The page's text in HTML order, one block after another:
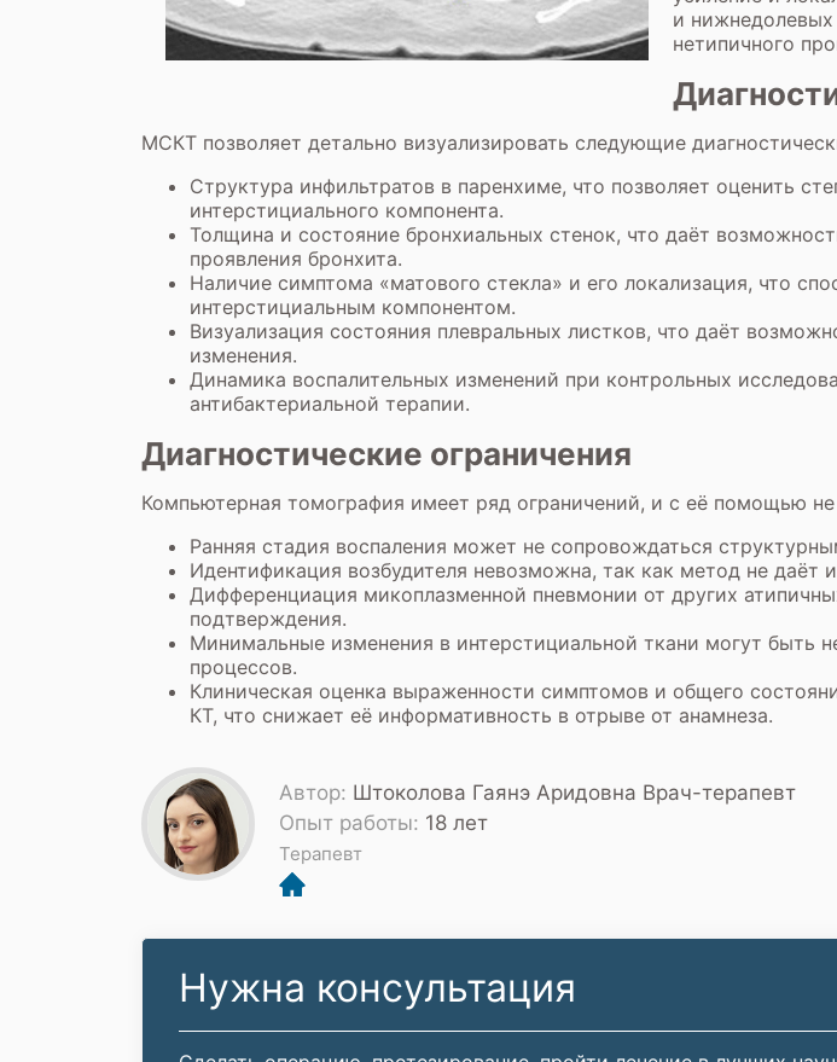
и нижнедолевых
нетипичного
МСКТ позволяет детально визуализировать следующие
Структура инфильтратов в паренхиме, что позволяет оценить
интерстициального компонента.
Толщина и состояние бронхиальных стенок, что даёт
проявления бронхита.
Наличие симптома «матового стекла» и его локализация, что
интерстициальным компонентом.
Визуализация состояния плевральных листков, что даёт
изменения.
Динамика воспалительных изменений при контрольных
антибактериальной терапии.
Диагностические ограничения
Компьютерная томография имеет ряд ограничений, и с её помощью
Ранняя стадия воспаления может не сопровождаться
Идентификация возбудителя невозможна, так как метод не
Дифференциация микоплазменной пневмонии от других
подтверждения.
Минимальные изменения в интерстициальной ткани могут быть
процессов.
Клиническая оценка выраженности симптомов и общего
КТ, что снижает её информативность в отрыве от анамнеза.
Автор: Штоколова Гаянэ Аридовна Врач-терапевт
Опыт работы: 18 лет
Терапевт
Нужна консультация